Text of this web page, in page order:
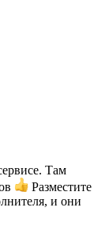
Там
Разместите
и они